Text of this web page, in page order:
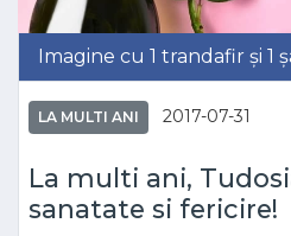
Imagine cu 1 trandafir și 1
LA MULTI ANI 2017-07-31
La multi ani,
sanatate si fericire!